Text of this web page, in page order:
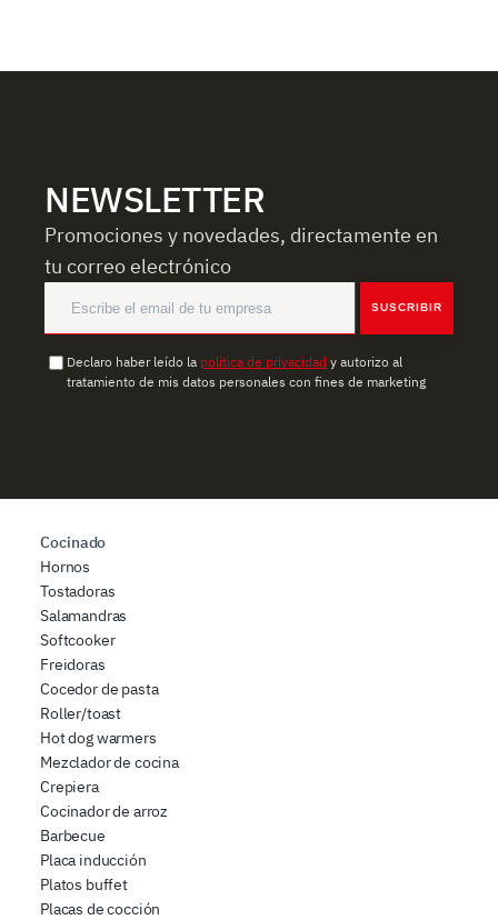
NEWSLETTER
Promociones y novedades, directamente en
tu correo electrónico
SUSCRIBIR
Declaro haber leído la política de privacidad y autorizo al
tratamiento de mis datos personales con fines de marketing
Cocinado
Hornos
Tostadoras
Salamandras
Softcooker
Freidoras
Cocedor de pasta
Roller/toast
Hot dog warmers
Mezclador de cocina
Crepiera
Cocinador de arroz
Barbecue
Placa inducción
Platos buffet
Placas de cocción